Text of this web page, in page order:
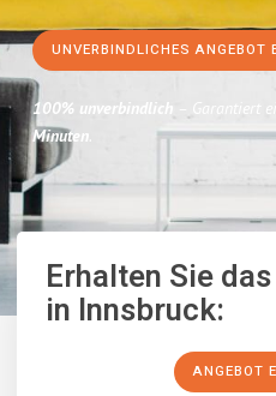
UNVERBINDLICHES ANGEBOT
100% unverbindlich – Garantiert
Minuten.
Erhalten Sie das
in Innsbruck:
ANGEBOT